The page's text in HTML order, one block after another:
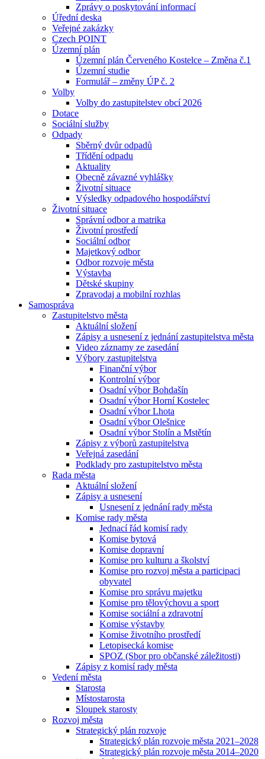
Zprávy o poskytování informací
Úřední deska
Veřejné zakázky
Czech POINT
Územní plán
Územní plán Červeného Kostelce – Změna č.1
Územní studie
Formulář – změny ÚP č. 2
Volby
Volby do zastupitelstev obcí 2026
Dotace
Sociální služby
Odpady
Sběrný dvůr odpadů
Třídění odpadu
Aktuality
Obecně závazné vyhlášky
Životní situace
Výsledky odpadového hospodářství
Životní situace
Správní odbor a matrika
Životní prostředí
Sociální odbor
Majetkový odbor
Odbor rozvoje města
Výstavba
Dětské skupiny
Zpravodaj a mobilní rozhlas
Samospráva
Zastupitelstvo města
Aktuální složení
Zápisy a usnesení z jednání zastupitelstva města
Video záznamy ze zasedání
Výbory zastupitelstva
Finanční výbor
Kontrolní výbor
Osadní výbor Bohdašín
Osadní výbor Horní Kostelec
Osadní výbor Lhota
Osadní výbor Olešnice
Osadní výbor Stolín a Mstětín
Zápisy z výborů zastupitelstva
Veřejná zasedání
Podklady pro zastupitelstvo města
Rada města
Aktuální složení
Zápisy a usnesení
Usnesení z jednání rady města
Komise rady města
Jednací řád komisí rady
Komise bytová
Komise dopravní
Komise pro kulturu a školství
Komise pro rozvoj města a participaci
obyvatel
Komise pro správu majetku
Komise pro tělovýchovu a sport
Komise sociální a zdravotní
Komise výstavby
Komise životního prostředí
Letopisecká komise
SPOZ (Sbor pro občanské záležitosti)
Zápisy z komisí rady města
Vedení města
Starosta
Místostarosta
Sloupek starosty
Rozvoj města
Strategický plán rozvoje
Strategický plán rozvoje města 2021–2028
Strategický plán rozvoje města 2014–2020